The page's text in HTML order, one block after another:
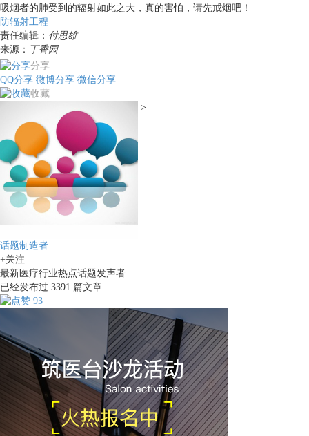
吸烟者的肺受到的辐射如此之大，真的害怕，请先戒烟吧！
防辐射工程
责任编辑： 付思雄
来源： 丁香园
分享
QQ分享 微博分享 微信分享
收藏
>
话题制造者
+关注
最新医疗行业热点话题发声者
已经发布过 3391 篇文章
93